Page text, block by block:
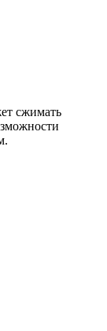
сжимать